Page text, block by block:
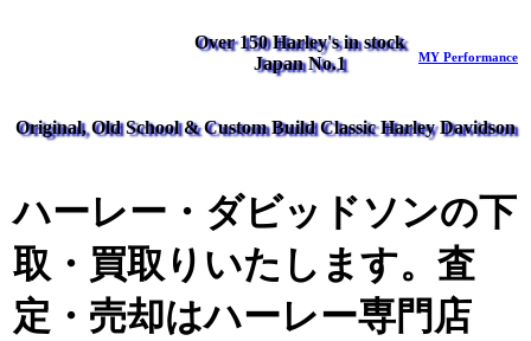
Over 150 Harley's in stock
Japan No.1
MY Performance
Original, Old School & Custom Build Classic Harley Davidson
ハーレー・ダビッドソンの下
取・買取りいたします。査
定・売却はハーレー専門店